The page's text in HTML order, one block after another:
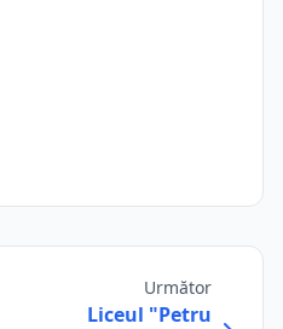
Următor
Liceul "Petru